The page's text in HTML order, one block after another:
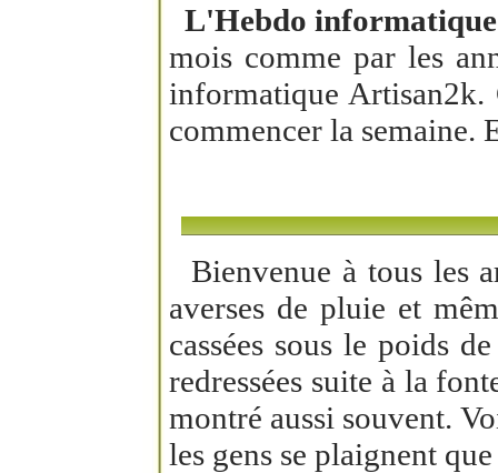
L'Hebdo
mois comme par les
informatique Artisan2k.
commencer la semaine.
Bienvenue à tous les
averses de pluie et
cassées sous le poids
redressées suite à la
montré aussi souvent.
les gens se plaignent